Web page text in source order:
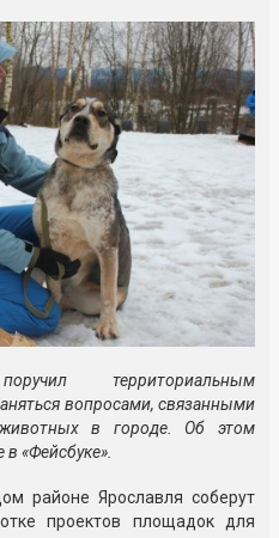
территориальным
вопросами, связанными
в городе. Об этом
«Фейсбуке».
районе Ярославля соберут
проектов площадок для